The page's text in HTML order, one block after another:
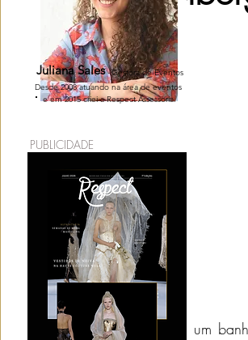
Penteado para Noiva Chá de Lingerie
Bodas de Casamento
Preparem-se para um
Juliana Sales
Gestora de Eventos
Desde 2008 atuando na área de eventos
e em 2015 criei a Respect Assessoria.
PUBLICIDADE